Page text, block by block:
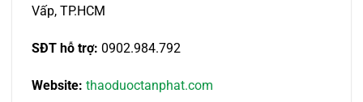
Vấp, TP.HCM
SĐT hỗ trợ: 0902.984.792
Website: thaoduoctanphat.com